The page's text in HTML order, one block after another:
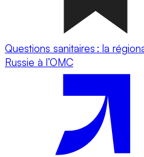
Questions sanitaires : la
Russie à l’OMC